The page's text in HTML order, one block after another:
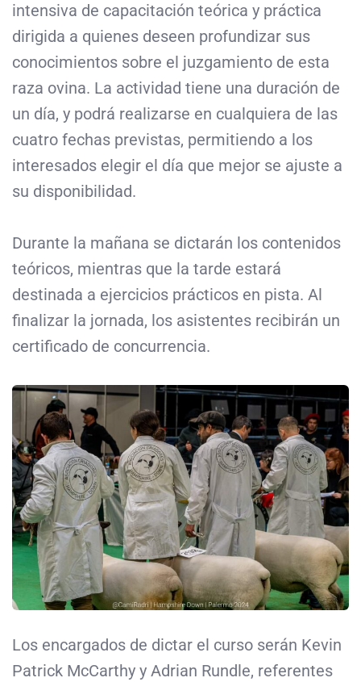
intensiva de capacitación teórica y práctica
dirigida a quienes deseen profundizar sus
conocimientos sobre el juzgamiento de esta
raza ovina. La actividad tiene una duración de
un día, y podrá realizarse en cualquiera de las
cuatro fechas previstas, permitiendo a los
interesados elegir el día que mejor se ajuste a
su disponibilidad.
Durante la mañana se dictarán los contenidos
teóricos, mientras que la tarde estará
destinada a ejercicios prácticos en pista. Al
finalizar la jornada, los asistentes recibirán un
certificado de concurrencia.
Los encargados de dictar el curso serán Kevin
Patrick McCarthy y Adrian Rundle, referentes